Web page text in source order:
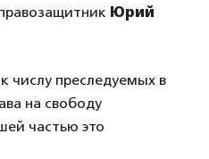
Юрий
числу преследуемых в
на свободу
частью это